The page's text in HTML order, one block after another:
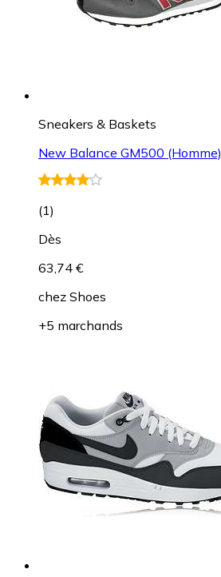
Sneakers & Baskets
New Balance GM500 (Homme)
(1)
Dès
63,74 €
chez Shoes
+5 marchands